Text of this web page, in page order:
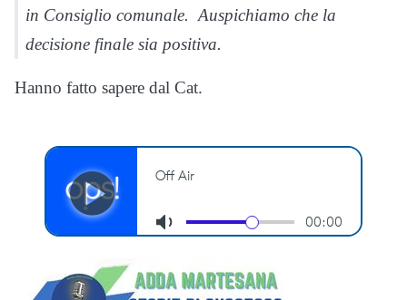
in Consiglio comunale. Auspichiamo che la
decisione finale sia positiva.
Hanno fatto sapere dal Cat.